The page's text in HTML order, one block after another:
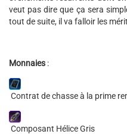
veut pas dire que ça sera
tout de suite, il va falloir les
Monnaies :
Contrat de chasse à la prime
Composant Hélice Gris